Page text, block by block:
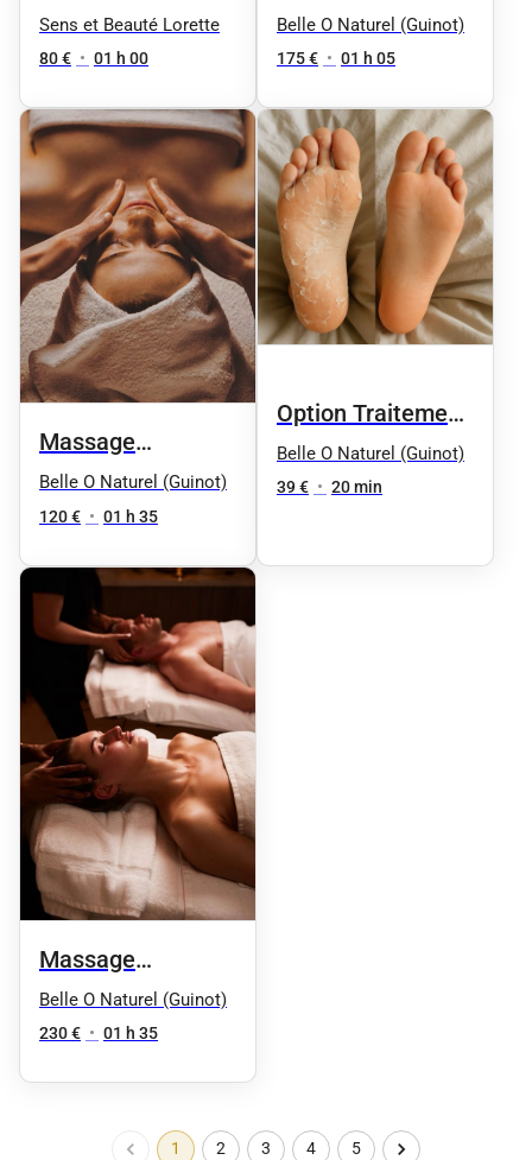
californien 1h
Sens et Beauté Lorette
80 € • 01 h 00
Signature en Duo
Belle O Naturel (Guinot)
175 € • 01 h 05
Massage
Signature corps et
visage
Belle O Naturel (Guinot)
120 € • 01 h 35
Option Traitement
des callosités
Callus PRO by OPI
visage 39€ au lieu
Belle O Naturel (Guinot)
39 € • 20 min
Massage
Signature en Duo
90mn
Belle O Naturel (Guinot)
230 € • 01 h 35
1 2 3 4 5